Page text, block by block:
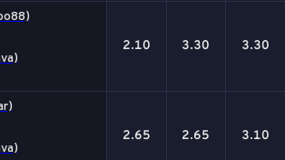
2.10 3.30 3.30
2.65 2.65 3.10